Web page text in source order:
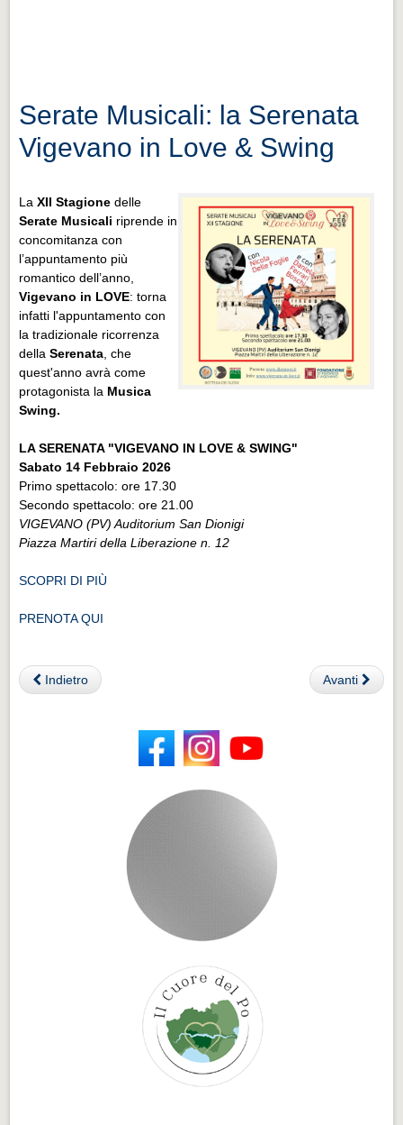
Serate Musicali: la Serenata
Vigevano in Love & Swing
La XII Stagione delle
Serate Musicali riprende in
concomitanza con
l’appuntamento più
romantico dell’anno,
Vigevano in LOVE: torna
infatti l'appuntamento con
la tradizionale ricorrenza
dellaSerenata , che
quest'anno avrà come
protagonista la Musica
Swing.
LA SERENATA "VIGEVANO IN LOVE & SWING"
Sabato 14 Febbraio 2026
Primo spettacolo: ore 17.30
Secondo spettacolo: ore 21.00
VIGEVANO (PV) Auditorium San Dionigi
Piazza Martiri della Liberazione n. 12
SCOPRI DI PIÙ
PRENOTA QUI
Indietro Avanti